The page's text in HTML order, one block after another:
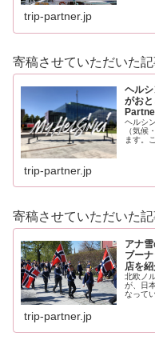
trip-partner.jp
寄稿させていただいた
ヘル
がお
ヘルシ
（気候
ます。
trip-partner.jp
寄稿させていただいた
アナ
ブー
店を
北欧ノ
が、日
なって
trip-partner.jp